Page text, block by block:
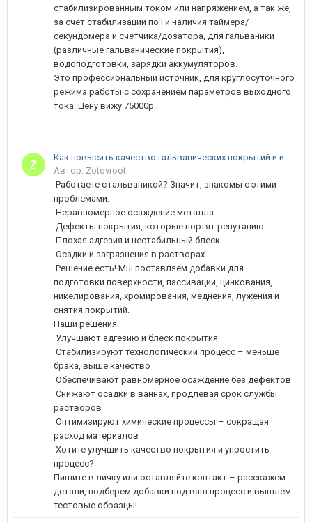
стабилизированным током или напряжением, а так же,
за счет стабилизации по I и наличия таймера/
секундомера и счетчика/дозатора, для гальваники
(различные гальванические покрытия),
водоподготовки, зарядки аккумуляторов.
Это профессиональный источник, для круглосуточного
режима работы с сохранением параметров выходного
тока. Цену вижу 75000р.
Как повысить качество гальванических покрытий и избавиться от брака?
Автор: Zotovroot
Работаете с гальваникой? Значит, знакомы с этими
проблемами:
Неравномерное осаждение металла
Дефекты покрытия, которые портят репутацию
Плохая адгезия и нестабильный блеск
Осадки и загрязнения в растворах
Решение есть! Мы поставляем добавки для
подготовки поверхности, пассивации, цинкования,
никелирования, хромирования, меднения, лужения и
снятия покрытий.
Наши решения:
Улучшают адгезию и блеск покрытия
Стабилизируют технологический процесс – меньше
брака, выше качество
Обеспечивают равномерное осаждение без дефектов
Снижают осадки в ваннах, продлевая срок службы
растворов
Оптимизируют химические процессы – сокращая
расход материалов
Хотите улучшить качество покрытия и упростить
процесс?
Пишите в личку или оставляйте контакт – расскажем
детали, подберем добавки под ваш процесс и вышлем
тестовые образцы!